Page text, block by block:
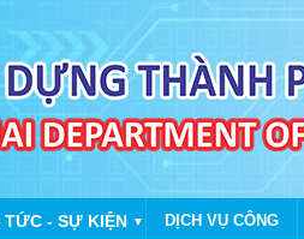
TỨC - SỰ KIỆN ▼ DỊCH VỤ CÔNG